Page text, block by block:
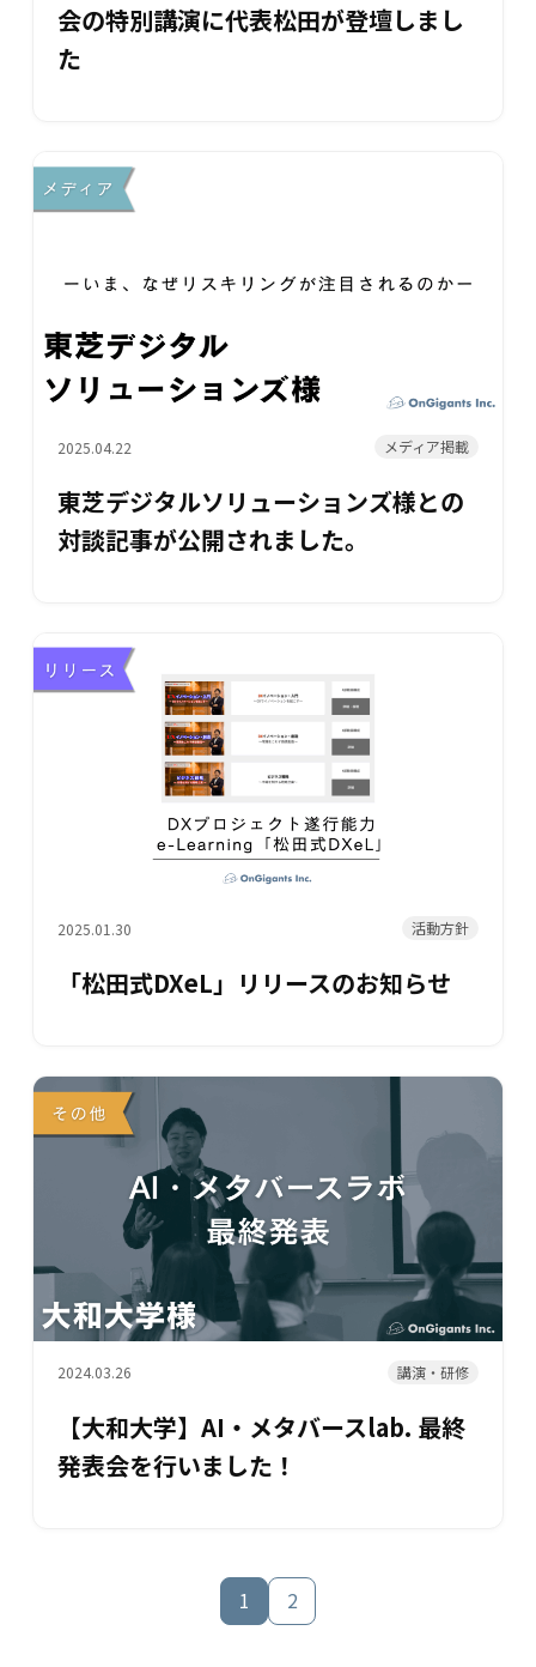
会の特別講演に代表松田が登壇しまし
た
2025.04.22 メディア掲載
東芝デジタルソリューションズ様との
対談記事が公開されました。
2025.01.30 活動方針
「松田式DXeL」リリースのお知らせ
2024.03.26 講演・研修
【大和大学】AI・メタバースlab. 最終
発表会を行いました！
1 2